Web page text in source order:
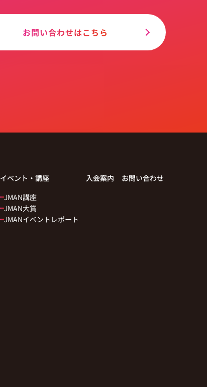
お問い合わせはこちら
イベント・講座
JMAN講座
JMAN大賞
JMANイベントレポート
入会案内 お問い合わせ